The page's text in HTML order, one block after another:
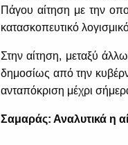
Πάγου αίτηση με την
κατασκοπευτικό
Στην αίτηση, μεταξύ
δημοσίως από την
ανταπόκριση μέχρι
Σαμαράς: Αναλυτικά η